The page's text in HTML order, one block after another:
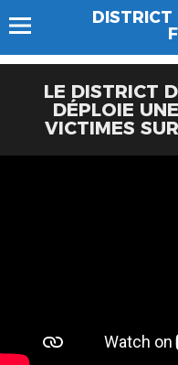
LE DISTRICT
DÉPLOIE
VICTIMES